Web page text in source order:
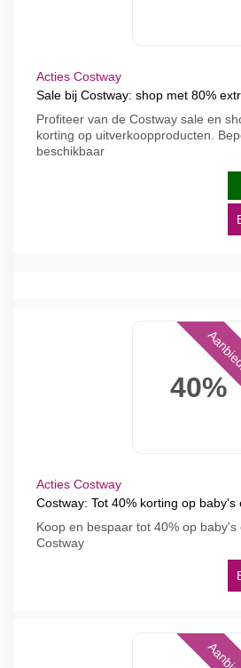
Acties Costway
Sale bij Costway: shop met 80%
Profiteer van de Costway sale en
korting op uitverkoopproducten.
beschikbaar
40%
Acties Costway
Costway: Tot 40% korting op baby's
Koop en bespaar tot 40% op baby's
Costway